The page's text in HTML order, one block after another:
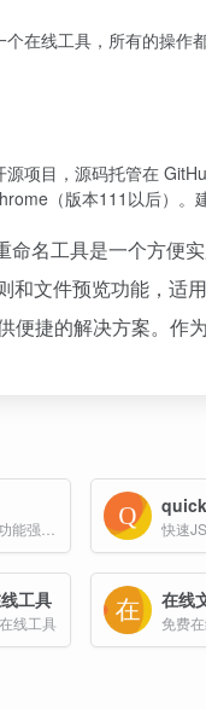
在线工具，所有的操作
源项目，源码托管在
（版本111以后）。
命名工具是一个方便
和文件预览功能，适
便捷的解决方案。作
快速
工具
线工具
在线